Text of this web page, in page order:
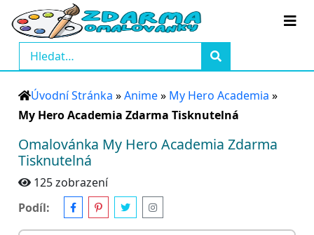
Úvodní Stránka »Anime» My Hero Academia »
My Hero Academia Zdarma Tisknutelná
Omalovánka My Hero Academia Zdarma
Tisknutelná
125 zobrazení
Podíl: